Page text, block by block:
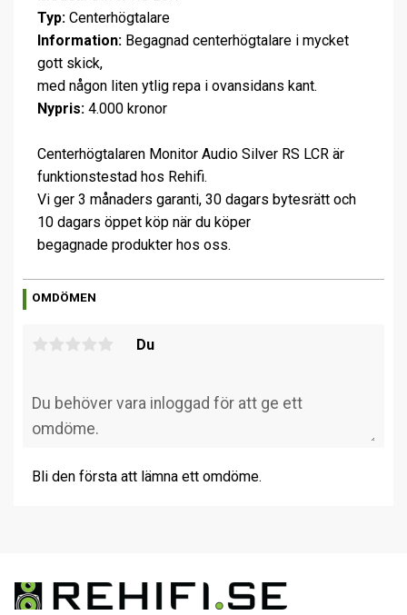
Typ: Centerhögtalare
Information: Begagnad centerhögtalare i mycket
gott skick,
med någon liten ytlig repa i ovansidans kant.
Nypris: 4.000 kronor
Centerhögtalaren Monitor Audio Silver RS LCR är
funktionstestad hos Rehifi.
Vi ger 3 månaders garanti, 30 dagars bytesrätt och
10 dagars öppet köp när du köper
begagnade produkter hos oss.
OMDÖMEN
Du
Bli den första att lämna ett omdöme.